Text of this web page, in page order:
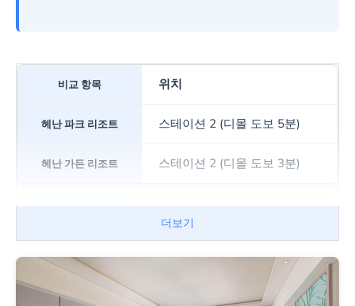
위치
스테이션 2 (디몰 도보 5분)
스테이션 2 (디몰 도보 3분)
주요 장점
2022년 신축, 넓은 객실, 층별
더보기